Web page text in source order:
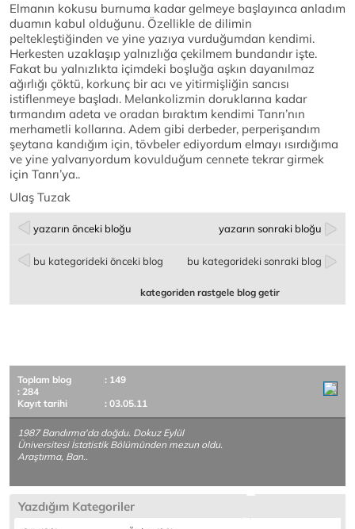
Elmanın kokusu burnuma kadar gelmeye başlayınca anladım
duamın kabul olduğunu. Özellikle de dilimin
peltekleştiğinden ve yine yazıya vurduğumdan kendimi.
Herkesten uzaklaşıp yalnızlığa çekilmem bundandır işte.
Fakat bu yalnızlıkta içimdeki boşluğa aşkın dayanılmaz
ağırlığı çöktü, korkunç bir acı ve yitirmişliğin sancısı
istiflenmeye başladı. Melankolizmin doruklarına kadar
tırmandım adeta ve oradan bıraktım kendimi Tanrı’nın
merhametli kollarına. Adem gibi derbeder, perperişandım
şeytana kandığım için, tövbeler ediyordum elmayı ısırdığıma
ve yine yalvarıyordum kovulduğum cennete tekrar girmek
için Tanrı’ya..
Ulaş Tuzak
yazarın önceki bloğu yazarın sonraki bloğu
bu kategorideki önceki blog bu kategorideki sonraki blog
kategoriden rastgele blog getir
Toplam blog
: 149
: 284
Kayıt tarihi
: 03.05.11
1987 Bandırma'da doğdu. Dokuz Eylül
Üniversitesi İstatistik Bölümünden mezun oldu.
Araştırma, Ban..
Yazdığım Kategoriler